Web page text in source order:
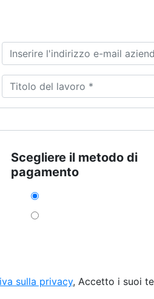
Scegliere il metodo di
pagamento
sulla privacy, Accetto i suoi